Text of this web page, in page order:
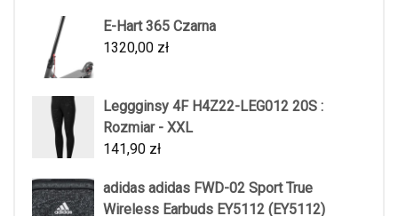
E-Hart 365 Czarna
1320,00 zł
Leggginsy 4F H4Z22-LEG012 20S :
Rozmiar - XXL
141,90 zł
adidas adidas FWD-02 Sport True
Wireless Earbuds EY5112 (EY5112)